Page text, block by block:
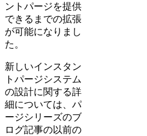
ントパージを提供
できるまでの拡張
が可能になりまし
た。
新しいインスタン
トパージシステム
の設計に関する詳
細については、パ
ージシリーズのブ
ログ記事の以前の